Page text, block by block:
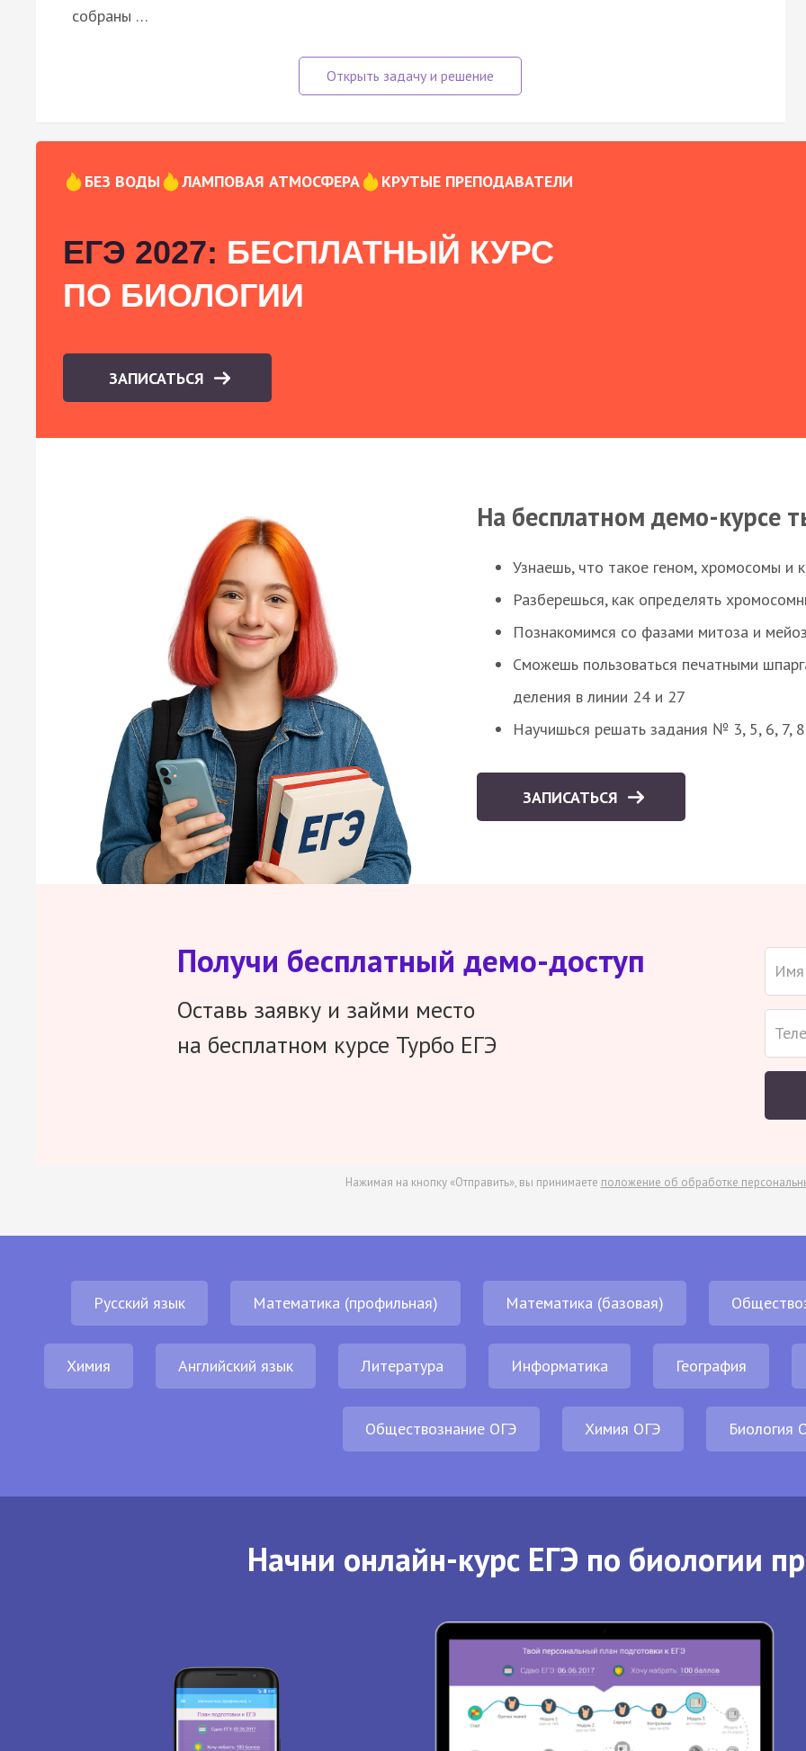
собраны …
БЕЗ ВОДЫ ЛАМПОВАЯ АТМОСФЕРА КРУТЫЕ ПРЕПОДАВАТЕЛИ
ЕГЭ 2027: БЕСПЛАТНЫЙ КУРС
ПО БИОЛОГИИ
ЗАПИСАТЬСЯ
На бесплатном демо-курсе
Узнаешь, что такое геном, хромосомы и
Разберешься, как определять
Познакомимся со фазами митоза и
Сможешь пользоваться печатными
деления в линии 24 и 27
Научишься решать задания № 3, 5, 6, 7,
ЗАПИСАТЬСЯ
Получи бесплатный демо-доступ
Оставь заявку и займи место
на бесплатном курсе Турбо ЕГЭ
Нажимая на кнопку «Отправить», вы принимаете положение об обработке
Русский язык Математика (профильная) Математика (базовая)
Химия Английский язык Литература Информатика География
Обществознание ОГЭ Химия ОГЭ Биология
Начни онлайн-курс ЕГЭ по биологии